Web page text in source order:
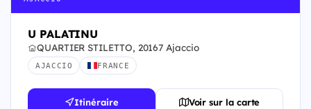
U PALATINU
QUARTIER STILETTO, 20167 Ajaccio
AJACCIO FRANCE
Itinéraire Voir sur la carte